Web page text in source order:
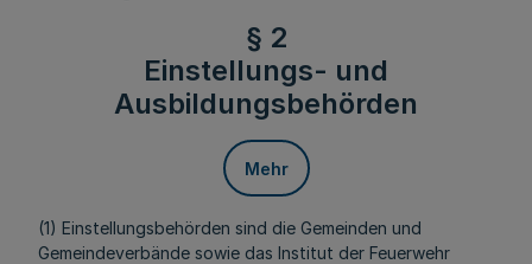
§ 2
Einstellungs- und
Ausbildungsbehörden
Mehr
(1) Einstellungsbehörden sind die Gemeinden und
Gemeindeverbände sowie das Institut der Feuerwehr